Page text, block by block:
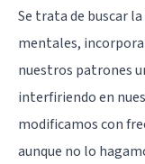
Se trata de buscar
mentales,
nuestros patrones
interfiriendo en
modificamos con
aunque no lo